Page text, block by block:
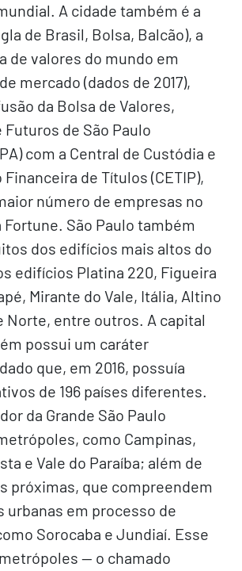
A cidade também é a
de Brasil, Bolsa, Balcão), a
de valores do mundo em
mercado (dados de 2017),
da Bolsa de Valores,
Futuros de São Paulo
com a Central de Custódia e
de Títulos (CETIP),
número de empresas no
Fortune. São Paulo também
dos edifícios mais altos do
edifícios Platina 220, Figueira
Mirante do Vale, Itália, Altino
Norte, entre outros. A capital
possui um caráter
que, em 2016, possuía
de 196 países diferentes.
da Grande São Paulo
como Campinas,
e Vale do Paraíba; além de
próximas, que compreendem
urbanas em processo de
Sorocaba e Jundiaí. Esse
— o chamado